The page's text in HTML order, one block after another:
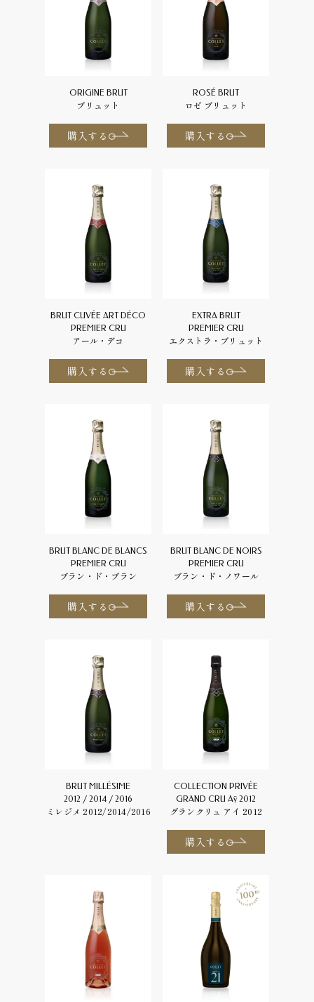
ORIGINE BRUT
ブリュット
購入する
ROSÉ BRUT
ロゼ ブリュット
購入する
BRUT CUVÉE ART DÉCO
PREMIER CRU
アール・デコ
購入する
EXTRA BRUT
PREMIER CRU
エクストラ・ブリュット
購入する
BRUT BLANC DE BLANCS
PREMIER CRU
ブラン・ド・ブラン
購入する
BRUT BLANC DE NOIRS
PREMIER CRU
ブラン・ド・ノワール
購入する
BRUT MILLÉSIME
2012 / 2014 / 2016
ミレジメ 2012/2014/2016
COLLECTION PRIVÉE
GRAND CRU Aÿ 2012
グランクリュ アイ 2012
購入する